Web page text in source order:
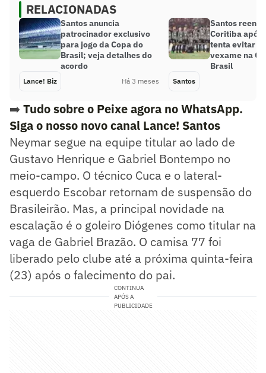
RELACIONADAS
Santos anuncia
patrocinador exclusivo
para jogo da Copa do
Brasil; veja detalhes do
acordo
Lance! Biz Há 3 meses
Santos
Coritiba após
tenta evitar
vexame na
Brasil
Santos
➡️ Tudo sobre o Peixe agora no WhatsApp.
Siga o nosso novo canal Lance! Santos
Neymar segue na equipe titular ao lado de
Gustavo Henrique e Gabriel Bontempo no
meio-campo. O técnico Cuca e o lateral-
esquerdo Escobar retornam de suspensão do
Brasileirão. Mas, a principal novidade na
escalação é o goleiro Diógenes como titular na
vaga de Gabriel Brazão. O camisa 77 foi
liberado pelo clube até a próxima quinta-feira
(23) após o falecimento do pai.
CONTINUA
APÓS A
PUBLICIDADE